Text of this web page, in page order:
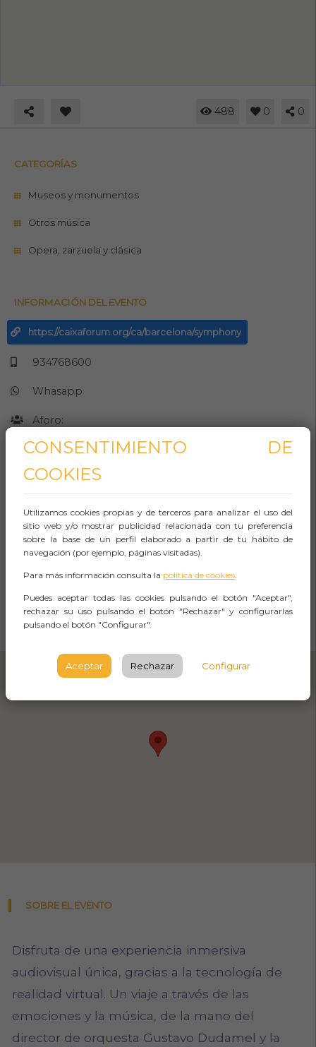
488 0 0
SOBRE EL EVENTO
Disfruta de una experiencia inmersiva
audiovisual única, gracias a la tecnología de
realidad virtual. Un viaje a través de las
emociones y la música, de la mano del
director de orquesta Gustavo Dudamel y la
CATEGORÍAS
Museos y monumentos
Otros música
Opera, zarzuela y clásica
INFORMACIÓN DEL EVENTO
https://caixaforum.org/ca/barcelona/symphony
934768600
Whasapp
Aforo:
Caixaforum Barcelona
Avinguda de Francesc Ferrer i
Guàrdia, 6*8
BARCELONA
Observaciones
CÓMO LLEGAR
CONSENTIMIENTO DE
COOKIES
Utilizamos cookies propias y de terceros para analizar el uso del
sitio web y/o mostrar publicidad relacionada con tu preferencia
sobre la base de un perfil elaborado a partir de tu hábito de
navegación (por ejemplo, páginas visitadas).
Para más información consulta la política de cookies
Puedes aceptar todas las cookies pulsando el botón "Aceptar",
rechazar su uso pulsando el botón "Rechazar" y configurarlas
pulsando el botón "Configurar".
Aceptar Rechazar Configurar